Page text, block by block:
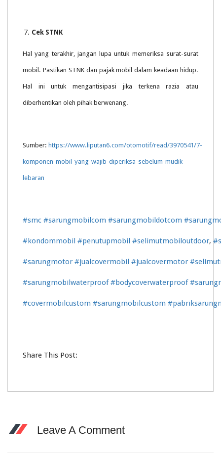
Cek STNK
Hal yang terakhir, jangan lupa untuk memeriksa surat-surat
mobil. Pastikan STNK dan pajak mobil dalam keadaan hidup.
Hal ini untuk mengantisipasi jika terkena razia atau
diberhentikan oleh pihak berwenang.
Sumber: https://www.liputan6.com/otomotif/read/3970541/7-
komponen-mobil-yang-wajib-diperiksa-sebelum-mudik-
lebaran
#smc #sarungmobilcom #sarungmobildotcom
#kondommobil #penutupmobil #selimutmobiloutdoor,
#sarungmotor #jualcovermobil #jualcovermotor
#sarungmobilwaterproof #bodycoverwaterproof
#covermobilcustom #sarungmobilcustom
Share This Post:
Leave A Comment